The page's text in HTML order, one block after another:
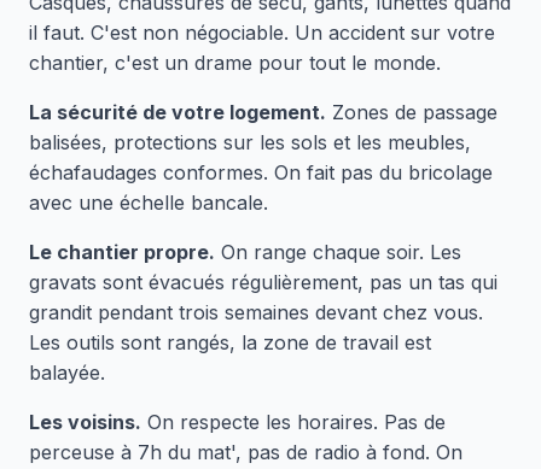
il faut. C'est non négociable. Un accident sur votre
chantier, c'est un drame pour tout le monde.
La sécurité de votre logement. Zones de passage
balisées, protections sur les sols et les meubles,
échafaudages conformes. On fait pas du bricolage
avec une échelle bancale.
Le chantier propre. On range chaque soir. Les
gravats sont évacués régulièrement, pas un tas qui
grandit pendant trois semaines devant chez vous.
Les outils sont rangés, la zone de travail est
balayée.
Les voisins. On respecte les horaires. Pas de
perceuse à 7h du mat', pas de radio à fond. On